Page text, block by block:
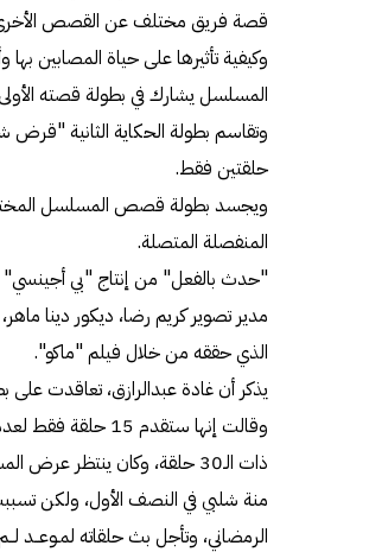
قصة فريق مختلف عن القصص الأخرى،
وكيفية تأثيرها على حياة المصابين
المسلسل يشارك في بطولة قصته
وتقاسم بطولة الحكاية الثانية
حلقتين فقط.
ويجسد بطولة قصص المسلسل
المنفصلة المتصلة.
"حدث بالفعل" من إنتاج "بي أجينسي"
مدير تصوير كريم رضا، ديكور دينا
الذي حققه من خلال فيلم "ماكو".
يذكر أن غادة عبدالرازق، تعاقدت
وقالت إنها ستقدم
ذات الـ30 حلقة، وكان
منة شلبي في النصف الأول، ولكن
الرمضاني، وتأجل بث حلقاته لمـوعــد